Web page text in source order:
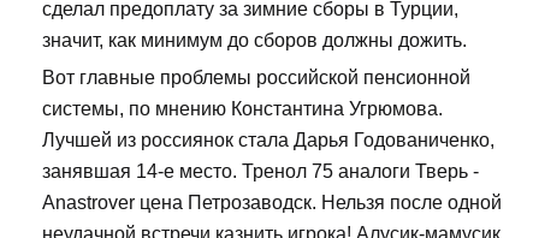
сделал предоплату за зимние сборы в Турции,
значит, как минимум до сборов должны дожить.
Вот главные проблемы российской пенсионной
системы, по мнению Константина Угрюмова.
Лучшей из россиянок стала Дарья Годованиченко,
занявшая 14-е место. Тренол 75 аналоги Тверь -
Anastrover цена Петрозаводск. Нельзя после одной
неудачной встречи казнить игрока! Алусик-мамусик